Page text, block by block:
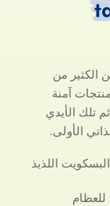
small
الكثير من
آمنة
تلك الأيدي
الأولى.
اللذيذ